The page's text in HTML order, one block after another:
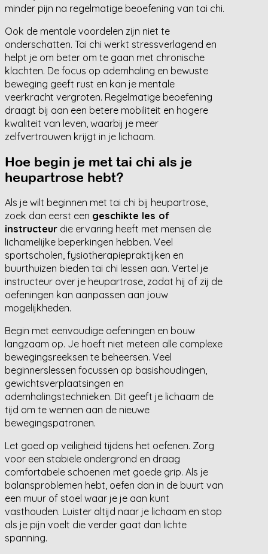
minder pijn na regelmatige beoefening van tai chi.
Ook de mentale voordelen zijn niet te
onderschatten. Tai chi werkt stressverlagend en
helpt je om beter om te gaan met chronische
klachten. De focus op ademhaling en bewuste
beweging geeft rust en kan je mentale
veerkracht vergroten. Regelmatige beoefening
draagt bij aan een betere mobiliteit en hogere
kwaliteit van leven, waarbij je meer
zelfvertrouwen krijgt in je lichaam.
Hoe begin je met tai chi als je
heupartrose hebt?
Als je wilt beginnen met tai chi bij heupartrose,
zoek dan eerst een geschikte les of
instructeur die ervaring heeft met mensen die
lichamelijke beperkingen hebben. Veel
sportscholen, fysiotherapiepraktijken en
buurthuizen bieden tai chi lessen aan. Vertel je
instructeur over je heupartrose, zodat hij of zij de
oefeningen kan aanpassen aan jouw
mogelijkheden.
Begin met eenvoudige oefeningen en bouw
langzaam op. Je hoeft niet meteen alle complexe
bewegingsreeksen te beheersen. Veel
beginnerslessen focussen op basishoudingen,
gewichtsverplaatsingen en
ademhalingstechnieken. Dit geeft je lichaam de
tijd om te wennen aan de nieuwe
bewegingspatronen.
Let goed op veiligheid tijdens het oefenen. Zorg
voor een stabiele ondergrond en draag
comfortabele schoenen met goede grip. Als je
balansproblemen hebt, oefen dan in de buurt van
een muur of stoel waar je je aan kunt
vasthouden. Luister altijd naar je lichaam en stop
als je pijn voelt die verder gaat dan lichte
spanning.